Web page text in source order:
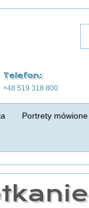
Telefon:
+48 519 318 800
Portrety mówione